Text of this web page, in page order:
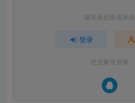
请登录后发表评论
登录
社交账号登录